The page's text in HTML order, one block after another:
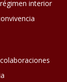
interior